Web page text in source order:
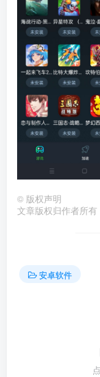
© 版权声明
文章版权归作者所有
安卓软件